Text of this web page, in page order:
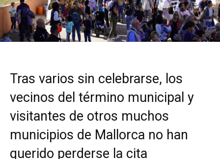
Tras varios sin celebrarse, los
vecinos del término municipal y
visitantes de otros muchos
municipios de Mallorca no han
querido perderse la cita